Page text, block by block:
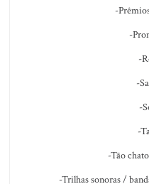
-
-
-
-
-
-
-Tão
-Trilhas sonoras /